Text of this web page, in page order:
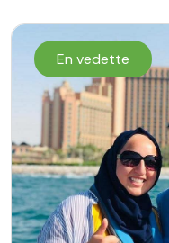
En vedette